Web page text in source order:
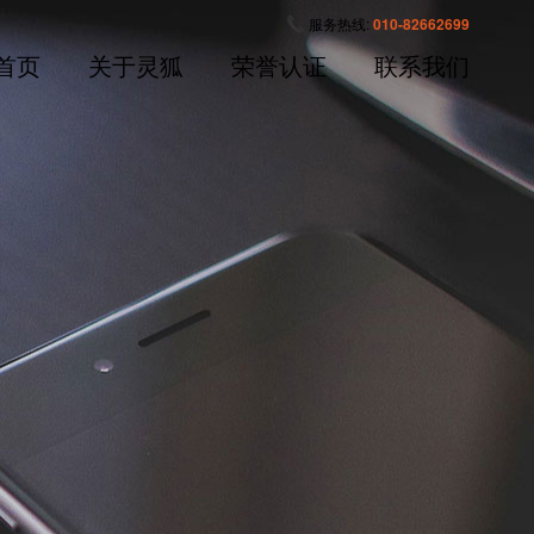
页 关于灵狐 荣誉认证 联系我们
服务热线: 010-82662699